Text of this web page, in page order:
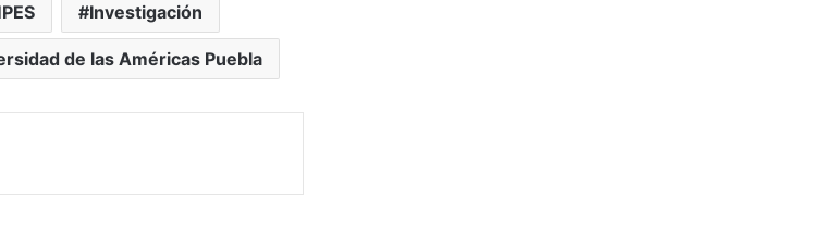
Investigación
de las Américas Puebla